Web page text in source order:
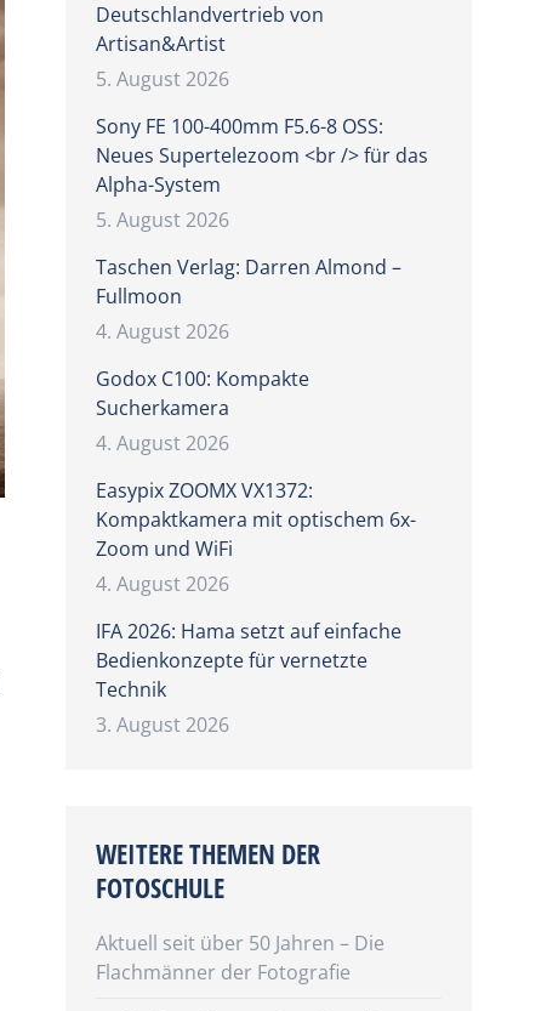
Deutschlandvertrieb von
Artisan&Artist
5. August 2026
Sony FE 100-400mm F5.6-8 OSS:
Neues Supertelezoom <br /> für das
Alpha-System
5. August 2026
Taschen Verlag: Darren Almond –
Fullmoon
4. August 2026
Godox C100: Kompakte
Sucherkamera
4. August 2026
Easypix ZOOMX VX1372:
Kompaktkamera mit optischem 6x-
Zoom und WiFi
4. August 2026
IFA 2026: Hama setzt auf einfache
Bedienkonzepte für vernetzte
Technik
3. August 2026
WEITERE THEMEN DER
FOTOSCHULE
Aktuell seit über 50 Jahren – Die
Flachmänner der Fotografie